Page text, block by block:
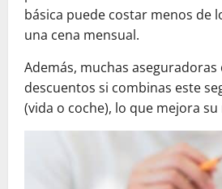
básica puede costar menos de
una cena mensual.
Además, muchas aseguradoras
descuentos si combinas este
(vida o coche), lo que mejora